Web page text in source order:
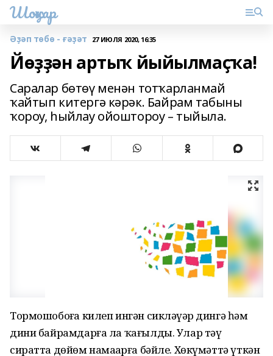
Шоңҡар
Әҙәп төбө - ғәҙәт 27 ИЮЛЯ 2020, 16:35
Йөҙҙән артыҡ йыйылмаҫҡа!
Саралар бөтөү менән тотҡарланмай
ҡайтып китергә кәрәк. Байрам табыны
ҡороу, һыйлау ойоштороу – тыйыла.
Тормошобоҙға килеп ингән сикләүҙәр дингә һәм
дини байрамдарға ла ҡағылды. Улар тәү
сиратта дөйөм намаҙҙарға бәйле. Хөкүмәттә үткән